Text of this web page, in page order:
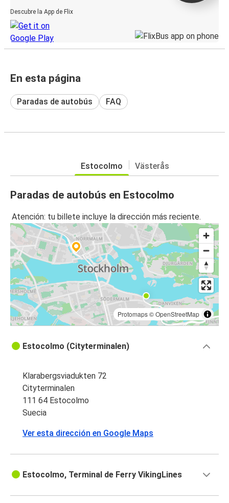
Descubre la App de Flix
En esta página
Paradas de autobús FAQ
Estocolmo Västerås
Paradas de autobús en Estocolmo
Atención: tu billete incluye la dirección más reciente.
Protomaps©OpenStreetMap
Estocolmo (Cityterminalen)
Klarabergsviadukten 72
Cityterminalen
111 64 Estocolmo
Suecia
Ver esta dirección en Google Maps
Estocolmo, Terminal de Ferry VikingLines